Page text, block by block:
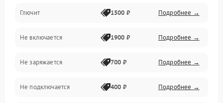
Механические повреждения
Глючит 1500 ₽ Подробнее →
Не включается 1900 ₽ Подробнее →
Не заряжается 700 ₽ Подробнее →
Не подключается 400 ₽ Подробнее →